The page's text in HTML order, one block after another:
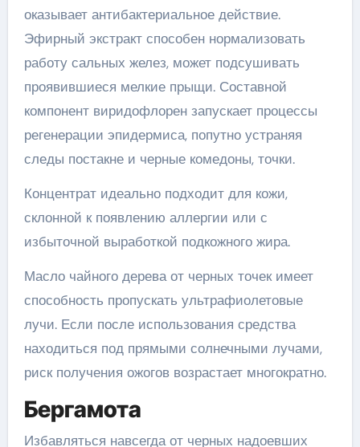
оказывает антибактериальное действие.
Эфирный экстракт способен нормализовать
работу сальных желез, может подсушивать
проявившиеся мелкие прыщи. Составной
компонент виридофлорен запускает процессы
регенерации эпидермиса, попутно устраняя
следы постакне и черные комедоны, точки.
Концентрат идеально подходит для кожи,
склонной к появлению аллергии или с
избыточной выработкой подкожного жира.
Масло чайного дерева от черных точек имеет
способность пропускать ультрафиолетовые
лучи. Если после использования средства
находиться под прямыми солнечными лучами,
риск получения ожогов возрастает многократно.
Бергамота
Избавляться навсегда от черных надоевших